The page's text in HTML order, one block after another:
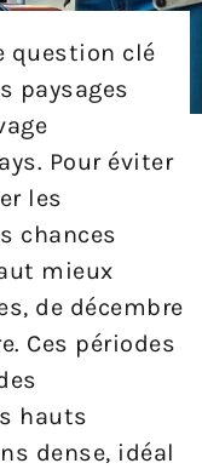
question clé
paysages
Pour éviter
les
chances
mieux
de décembre
Ces périodes
hauts
dense, idéal